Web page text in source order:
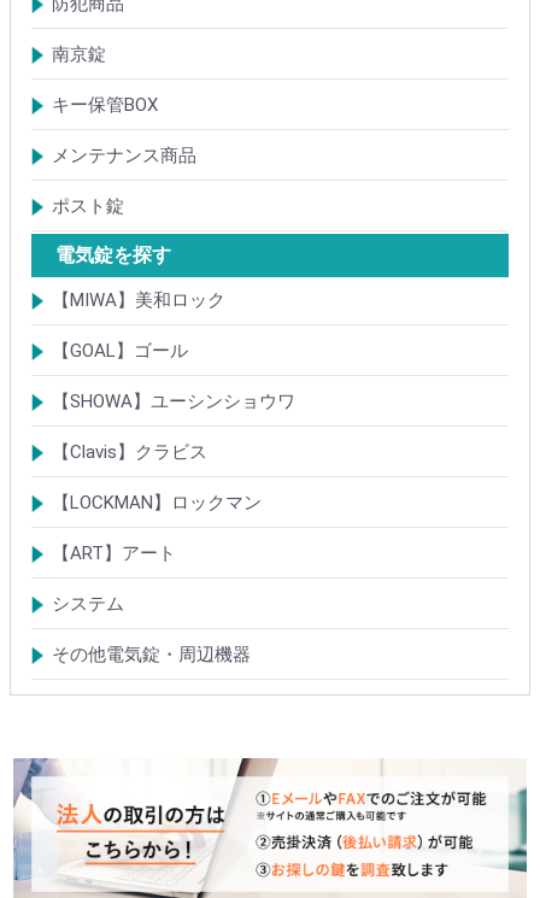
防犯簡易錠
防犯サムターン
ガードプレート・Lフロント
その他
南京錠
【ALPHA】アルファ
【ABUS】アバス
その他
キー保管BOX
大型キーBOX
小型キーBOX
メンテナンス商品
鍵の潤滑剤
サッシ調整ツール
ポスト錠
【Tajima(MET)】
【DAIKEN】
【コーワソニア】
【キョーワナスタ】
【リンタツ】
その他
電気錠を探す
【MIWA】美和ロック
電気錠・電気ストライク
通電金具
制御器・操作器
電材・その他
BANシリーズ
非接触キー・IDカード
Raccessシリーズ
ノンタッチシリーズ
iELシリーズ
FKL・FeliCa・MIFARE
キースイッチ
補修品・代替品
【GOAL】ゴール
電気錠
通電金具
電気錠システム製品
キースイッチ
【SHOWA】ユーシンショウワ
電気錠・電気ストライク
電気錠システム製品
キースイッチ
【Clavis】クラビス
電気錠
電気錠システム製品
Tebra(ハンズフリー)
キースイッチ
【LOCKMAN】ロックマン
電磁式電気錠
電磁錠取付ブラケット
電気錠システム製品
【ART】アート
電気錠システム
入退管理システム
システム
テンキーシステム
静脈認証システム
ICカード認証システム
その他電気錠・周辺機器